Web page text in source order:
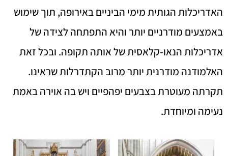
האדריכלות הגותית מימי הביניים באירופה, תוך שימוש
באמצעים מודרניים יותר והיא התפתחה לצידה של
אדריכלות הנאו-קלאסית של אותה תקופה. ובכל זאת
האלמודנה מודרנית יותר מרוב הקתדרלות שראינו.
תקרתה מעוטרת בצבעים יפהפיים ויש בה אוירה באמת
נעימה ומיוחדת.